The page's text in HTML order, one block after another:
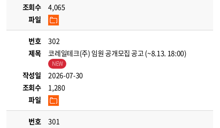
조회수
4,065
파일
번호
302
제목
코레일테크(주) 임원 공개모집 공고 (~8.13. 18:00)
작성일
2026-07-30
조회수
1,280
파일
번호
301